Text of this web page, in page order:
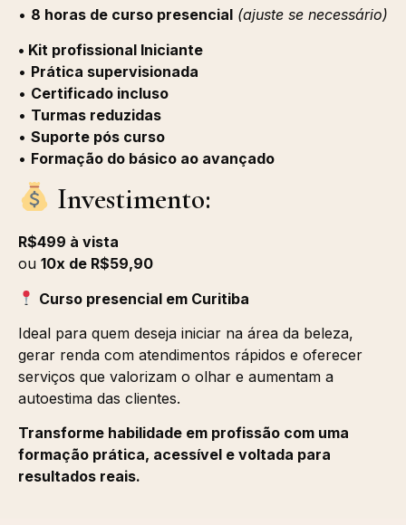
• 8 horas de curso presencial (ajuste se necessário)
• Kit profissional Iniciante
• Prática supervisionada
• Certificado incluso
• Turmas reduzidas
• Suporte pós curso
• Formação do básico ao avançado
Investimento:
R$499 à vista
ou 10x de R$59,90
Curso presencial em Curitiba
Ideal para quem deseja iniciar na área da beleza,
gerar renda com atendimentos rápidos e oferecer
serviços que valorizam o olhar e aumentam a
autoestima das clientes.
Transforme habilidade em profissão com uma
formação prática, acessível e voltada para
resultados reais.